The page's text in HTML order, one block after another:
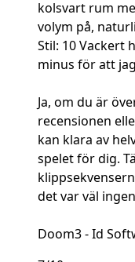
kolsvart rum
volym på,
Stil: 10 Vackert
minus för att
Ja, om du är
recensionen
kan klara av
spelet för dig.
det var väl
Doom3 - Id